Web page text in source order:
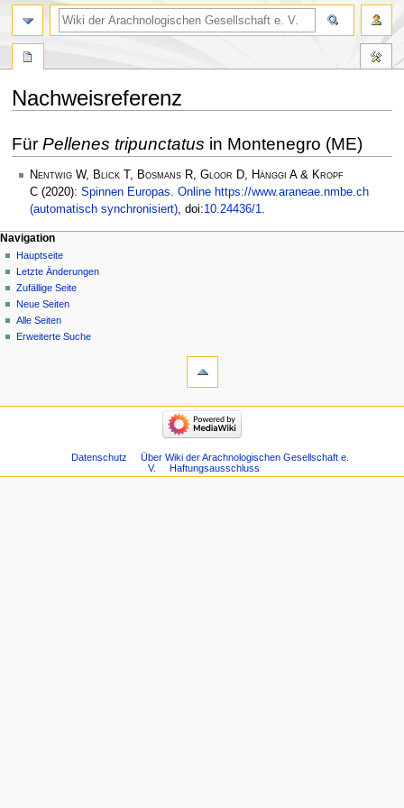
Nachweisreferenz
Navigation
springen
Suche
springen
Für Pellenes tripunctatus in Montenegro (ME)
Nentwig W, Blick T, Bosmans R, Gloor D, Hänggi A & Kropf
C (2020): Spinnen Europas. Online https://www.araneae.nmbe.ch
(automatisch synchronisiert), doi:10.24436/1.
Navigation
Hauptseite
Letzte Änderungen
Zufällige Seite
Neue Seiten
Alle Seiten
Erweiterte Suche
Datenschutz
Über Wiki der Arachnologischen Gesellschaft e.
V.
Haftungsausschluss